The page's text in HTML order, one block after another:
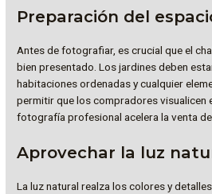
Preparación del
Antes de fotografiar, es crucial que el
bien presentado. Los jardines deben
habitaciones ordenadas y cualquier
permitir que los compradores visualicen
fotografía profesional acelera la venta
Aprovechar la luz
La luz natural realza los colores y